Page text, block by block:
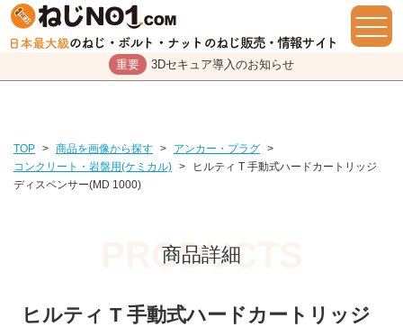
重要 3Dセキュア導入のお知らせ
TOP > 商品を画像から探す > アンカー・プラグ >
コンクリート・岩盤用(ケミカル) >
ヒルティ T 手動式ハードカートリッジ
ディスペンサー(MD 1000)
商品詳細
ヒルティ T 手動式ハードカートリッジ